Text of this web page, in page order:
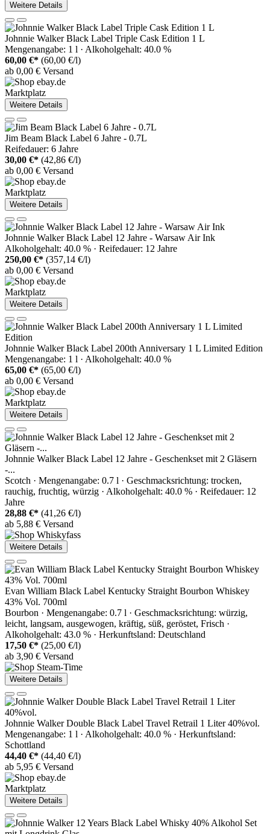
Weitere Details
Johnnie Walker Black Label Triple Cask Edition 1 L
Mengenangabe: 1 l · Alkoholgehalt: 40.0 %
60,00 €* (60,00 €/l)
ab 0,00 € Versand
Marktplatz
Weitere Details
Jim Beam Black Label 6 Jahre - 0.7L
Reifedauer: 6 Jahre
30,00 €* (42,86 €/l)
ab 0,00 € Versand
Marktplatz
Weitere Details
Johnnie Walker Black Label 12 Jahre - Warsaw Air Ink
Alkoholgehalt: 40.0 % · Reifedauer: 12 Jahre
250,00 €* (357,14 €/l)
ab 0,00 € Versand
Marktplatz
Weitere Details
Johnnie Walker Black Label 200th Anniversary 1 L Limited Edition
Mengenangabe: 1 l · Alkoholgehalt: 40.0 %
65,00 €* (65,00 €/l)
ab 0,00 € Versand
Marktplatz
Weitere Details
Johnnie Walker Black Label 12 Jahre - Geschenkset mit 2 Gläsern
-...
Scotch · Mengenangabe: 0.7 l · Geschmacksrichtung: trocken,
rauchig, fruchtig, würzig · Alkoholgehalt: 40.0 % · Reifedauer: 12
Jahre
28,88 €* (41,26 €/l)
ab 5,88 € Versand
Weitere Details
Evan William Black Label Kentucky Straight Bourbon Whiskey
43% Vol. 700ml
Bourbon · Mengenangabe: 0.7 l · Geschmacksrichtung: würzig,
leicht, langsam, ausgewogen, kräftig, süß, geröstet, Frisch ·
Alkoholgehalt: 43.0 % · Herkunftsland: Deutschland
17,50 €* (25,00 €/l)
ab 3,90 € Versand
Weitere Details
Johnnie Walker Double Black Label Travel Retrail 1 Liter 40%vol.
Mengenangabe: 1 l · Alkoholgehalt: 40.0 % · Herkunftsland:
Schottland
44,40 €* (44,40 €/l)
ab 5,95 € Versand
Marktplatz
Weitere Details